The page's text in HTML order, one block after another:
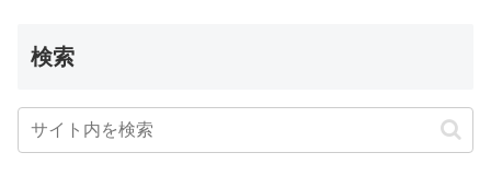
検索